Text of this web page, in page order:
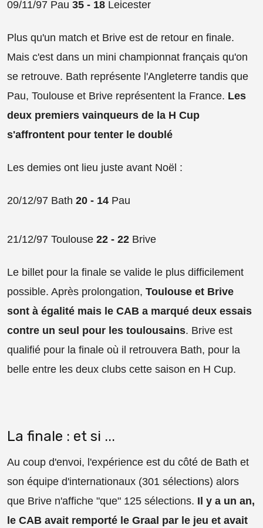
09/11/97 Pau 35 - 18 Leicester
Plus qu'un match et Brive est de retour en finale.
Mais c'est dans un mini championnat français qu'on
se retrouve. Bath représente l'Angleterre tandis que
Pau, Toulouse et Brive représentent la France. Les
deux premiers vainqueurs de la H Cup
s'affrontent pour tenter le doublé
Les demies ont lieu juste avant Noël :
20/12/97 Bath 20 - 14 Pau
21/12/97 Toulouse 22 - 22 Brive
Le billet pour la finale se valide le plus difficilement
possible. Après prolongation, Toulouse et Brive
sont à égalité mais le CAB a marqué deux essais
contre un seul pour les toulousains. Brive est
qualifié pour la finale où il retrouvera Bath, pour la
belle entre les deux clubs cette saison en H Cup.
La finale : et si ...
Au coup d'envoi, l'expérience est du côté de Bath et
son équipe d'internationaux (301 sélections) alors
que Brive n'affiche "que" 125 sélections. Il y a un an,
le CAB avait remporté le Graal par le jeu et avait